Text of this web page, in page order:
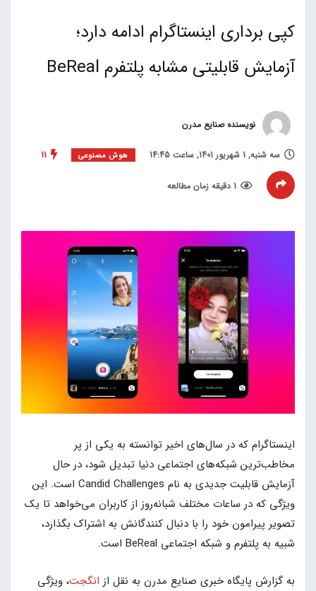
کپی برداری اینستاگرام ادامه دارد؛
آزمایش قابلیتی مشابه پلتفرم BeReal
نویسنده صنایع مدرن
سه شنبه, 1 شهریور 1401, ساعت 14:45 هوش مصنوعی 11
1 دقیقه زمان مطالعه
اینستاگرام که در سال‌های اخیر توانسته به یکی از پر
مخاطب‌ترین شبکه‌های اجتماعی دنیا تبدیل شود، در حال
آزمایش قابلیت جدیدی به نام Candid Challenges است. این
ویژگی که در ساعات مختلف شبانه‌روز از کاربران می‌خواهد تا یک
تصویر پیرامون خود را با دنبال‌ کنندگانش به اشتراک بگذارد،
شبیه به پلتفرم و شبکه اجتماعی BeReal است.
به گزارش پایگاه خبری صنایع مدرن به نقل از انگجت، ویژگی